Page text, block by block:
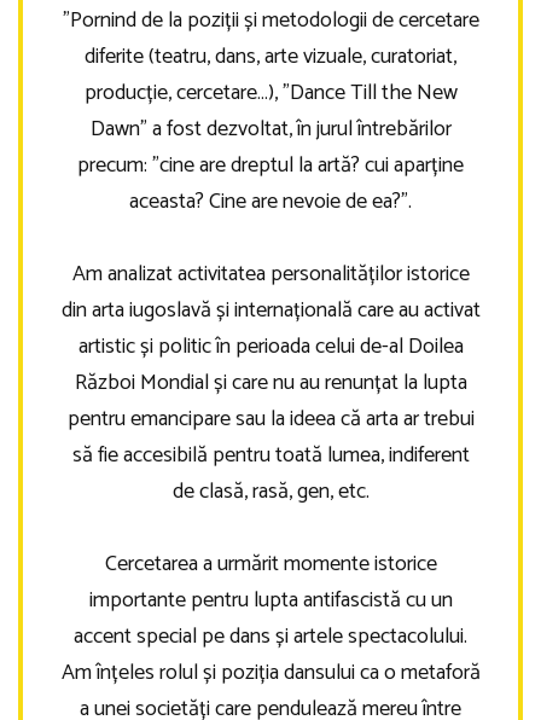
”Pornind de la poziții și metodologii de cercetare
diferite (teatru, dans, arte vizuale, curatoriat,
producție, cercetare…), ”Dance Till the New
Dawn” a fost dezvoltat, în jurul întrebărilor
precum: ”cine are dreptul la artă? cui aparține
aceasta? Cine are nevoie de ea?”.
Am analizat activitatea personalităților istorice
din arta iugoslavă și internațională care au activat
artistic și politic în perioada celui de-al Doilea
Război Mondial și care nu au renunțat la lupta
pentru emancipare sau la ideea că arta ar trebui
să fie accesibilă pentru toată lumea, indiferent
de clasă, rasă, gen, etc.
Cercetarea a urmărit momente istorice
importante pentru lupta antifascistă cu un
accent special pe dans și artele spectacolului.
Am înțeles rolul și poziția dansului ca o metaforă
a unei societăți care pendulează mereu între